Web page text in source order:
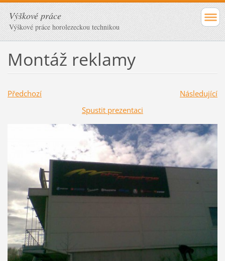
Výškové práce
Výškové práce horolezeckou technikou
Montáž reklamy
Předchozí
Následující
Spustit prezentaci